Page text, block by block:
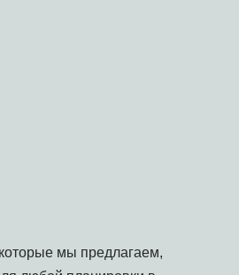
мы предлагаем,